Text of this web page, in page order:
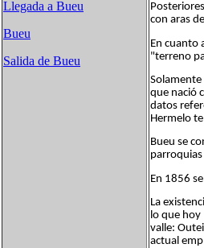
Llegada a Bueu
Bueu
Salida de Bueu
con aras
En cuanto
"terreno
Solamente
que nació
datos
Hermelo
Bueu se
En 1856
La
lo que
valle:
actual